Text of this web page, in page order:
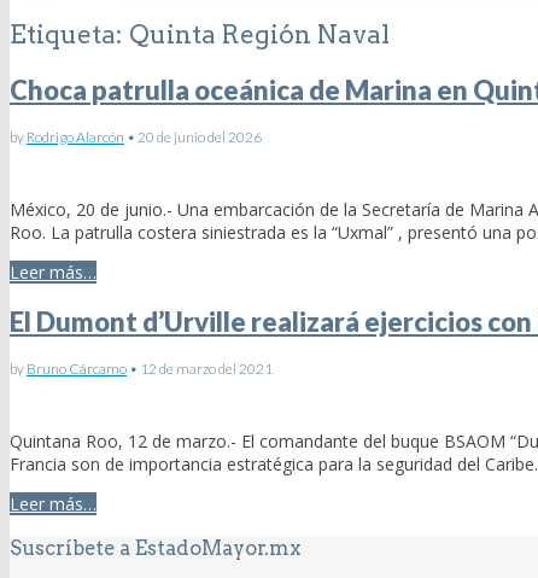
Etiqueta: Quinta Región Naval
Choca patrulla oceánica de Marina en
by Rodrigo Alarcón • 20 de junio del 2026
México, 20 de junio.- Una embarcación de la Secretaría de
Roo. La patrulla costera siniestrada es la “Uxmal” , presentó una
Leer más…
El Dumont d’Urville realizará ejercicios
by Bruno Cárcamo • 12 de marzo del 2021
Quintana Roo, 12 de marzo.- El comandante del buque BSAOM
Francia son de importancia estratégica para la seguridad del Caribe.
Leer más…
Suscríbete a EstadoMayor.mx